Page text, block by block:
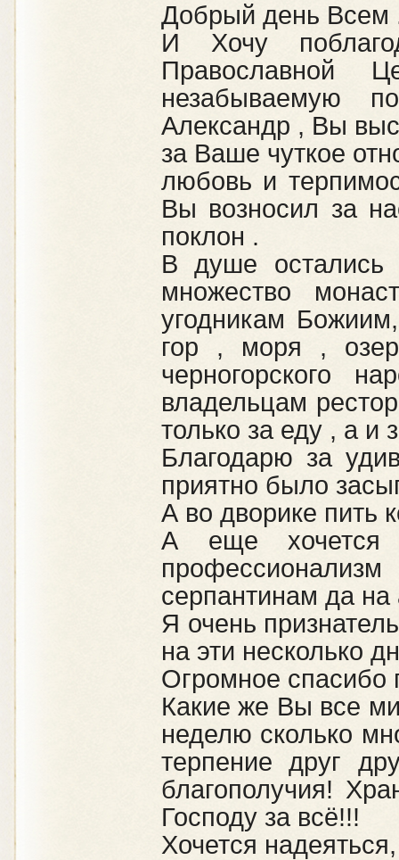
Добрый день Всем
И Хочу
Православной
незабываемую
Александр , Вы
за Ваше чуткое
любовь и
Вы возносил за
поклон .
В душе остались
множество
угодникам
гор , моря ,
черногорского
владельцам
только за еду , а и
Благодарю за
приятно было
А во дворике пить
А еще хочется
серпантинам да на
Я очень
на эти несколько
Огромное спасибо
Какие же Вы все
неделю сколько
терпение друг
благополучия!
Господу за всё!!!
Хочется